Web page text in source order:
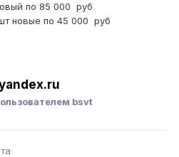
по 85 000 руб
новые по 45 000 руб
bsvt